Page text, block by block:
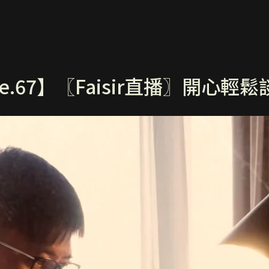
】〖Faisir直播〗開心輕鬆